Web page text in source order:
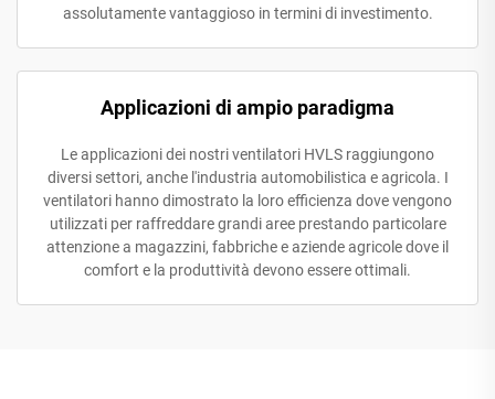
assolutamente vantaggioso in termini di investimento.
Applicazioni di ampio paradigma
Le applicazioni dei nostri ventilatori HVLS raggiungono
diversi settori, anche l'industria automobilistica e agricola. I
ventilatori hanno dimostrato la loro efficienza dove vengono
utilizzati per raffreddare grandi aree prestando particolare
attenzione a magazzini, fabbriche e aziende agricole dove il
comfort e la produttività devono essere ottimali.